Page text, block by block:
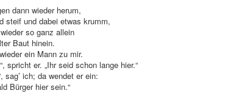
dann wieder herum,
steif und dabei etwas krumm,
so ganz allein
Baut hinein.
ein Mann zu mir.
spricht er. „Ihr seid schon lange hier.“
sag’ ich; da wendet er ein:
Bürger hier sein.“